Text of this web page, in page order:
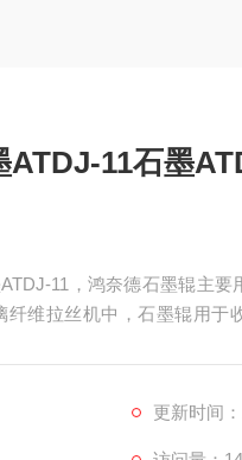
11石墨
11，鸿奈德石墨辊主
维拉丝机中，石墨辊用于
更新时间